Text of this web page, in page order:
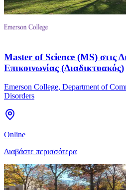
Master of Science (MS) στις
Επικοινωνίας (Διαδικτυακός)
Emerson College, Department of
Disorders
Online
Διαβάστε περισσότερα